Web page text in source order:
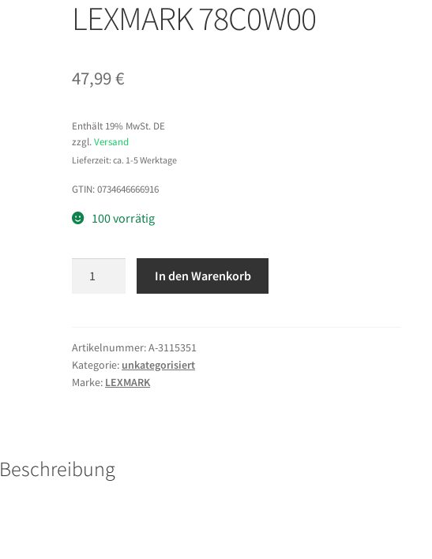
LEXMARK 78C0W00
47,99€
Enthält 19% MwSt. DE
zzgl.Versand
Lieferzeit: ca. 1-5 Werktage
GTIN: 0734646666916
100 vorrätig
78C0W00
Menge
In den Warenkorb
Artikelnummer:A-3115351
Kategorie: unkategorisiert
Marke: LEXMARK
Beschreibung